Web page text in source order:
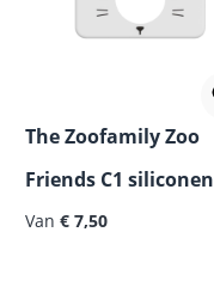
The Zoofamily Zoo
Friends C1 siliconen
hoes
Normale prijs:
Van € 7,50